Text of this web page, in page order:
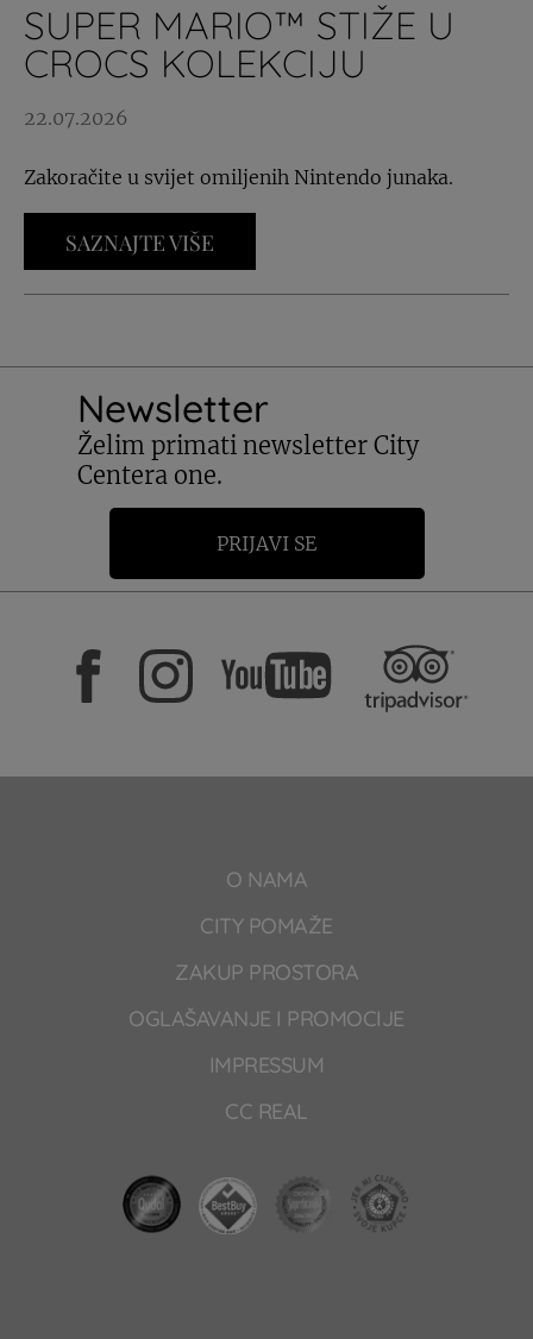
SUPER MARIO™ STIŽE U
CROCS KOLEKCIJU
22.07.2026
Zakoračite u svijet omiljenih Nintendo junaka.
SAZNAJTE VIŠE
Newsletter
Želim primati newsletter City
Centera one.
PRIJAVI SE
O NAMA
CITY POMAŽE
ZAKUP PROSTORA
OGLAŠAVANJE I PROMOCIJE
IMPRESSUM
CC REAL